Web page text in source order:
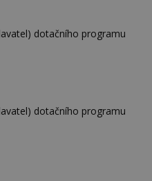
dotačního programu
dotačního programu